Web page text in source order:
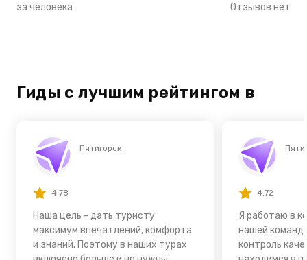
за человека Отзывов нет
Гиды с лучшим рейтингом в
Пятигорск
4.78
Наша цель - дать туристу
максимум впечатлений, комфорта
и знаний. Поэтому в наших турах
4.72
Я работаю в
нашей
контроль